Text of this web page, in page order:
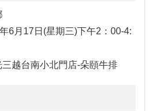
6月17日(星期三)下午2：00-4:
越台南小北門店-朵頤牛排